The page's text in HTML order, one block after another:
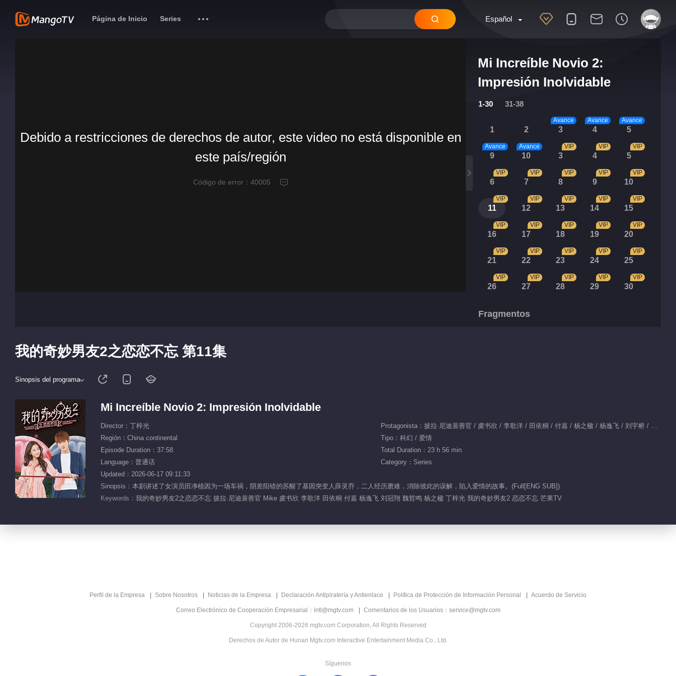
Español
Página de Inicio Series
Mi Increíble Novio 2:
Impresión Inolvidable
1-30 31-38
1 2 3
Avance
4
Avance
5
Avance
9
Avance
10
Avance
3
VIP
4
VIP
5
VIP
6
VIP
7
VIP
8
VIP
9
VIP
10
VIP
11
VIP
12
VIP
13
VIP
14
VIP
15
VIP
16
VIP
17
VIP
18
VIP
19
VIP
20
VIP
21
VIP
22
VIP
23
VIP
24
VIP
25
VIP
26
VIP
27
VIP
28
VIP
29
VIP
30
VIP
Fragmentos
00:15
虞书欣挖鼻孔上热搜
Debido a restricciones de derechos de autor, este video no está disponible en
este país/región
Código de error： 40005
我的奇妙男友2之恋恋不忘 第11集
Sinopsis del programa
Mi Increíble Novio 2: Impresión Inolvidable
Director：丁梓光
Protagonista：披拉·尼迪裴善官 / 虞书欣 / 李歌洋 / 田依桐 / 付嘉 / 杨之楹 / 杨逸飞 / 刘宇桥 / 魏哲鸣
Región：China continental
Tipo：科幻 / 爱情
Episode Duration：37:58
Total Duration：23 h 56 min
Language：普通话
Category：Series
Updated：2026-06-17 09:11:33
Sinopsis：本剧讲述了女演员田净植因为一场车祸，阴差阳错的苏醒了基因突变人薛灵乔，二人经历磨难，消除彼此的误解，陷入爱情的故事。(Full[ENG SUB])
Keywords： 我的奇妙男友2之恋恋不忘 披拉·尼迪裴善官 Mike 虞书欣 李歌洋 田依桐 付嘉 杨逸飞 刘冠翔 魏哲鸣 杨之楹 丁梓光 我的奇妙男友2 恋恋不忘 芒果TV
Perfil de la Empresa Sobre Nosotros Noticias de la Empresa Declaración Antipiratería y Antienlace Política de Protección de Información Personal Acuerdo de Servicio
Correo Electrónico de Cooperación Empresarial：intl@mgtv.com Comentarios de los Usuarios：service@mgtv.com
Copyright 2006-2026 mgtv.com Corporation, All Rights Reserved
Derechos de Autor de Hunan Mgtv.com Interactive Entertainment Media Co., Ltd.
Síguenos